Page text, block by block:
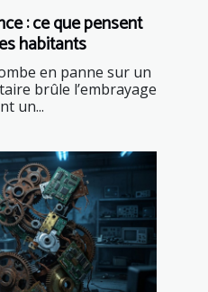
: ce que pensent
habitants
en panne sur un
brûle l’embrayage
un...